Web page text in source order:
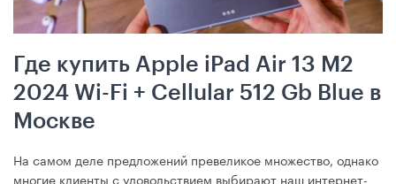
Где купить Apple iPad Air 13 M2
2024 Wi-Fi + Cellular 512 Gb Blue в
Москве
На самом деле предложений превеликое множество, однако
многие клиенты с удовольствием выбирают наш интернет-